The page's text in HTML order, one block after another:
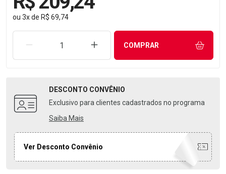
ou 3xde R$ 69,74
REMOVER UMA UNIDADEAUMENTAR UMA UNIDADE
COMPRAR
DESCONTO CONVÊNIO
Exclusivo para clientes cadastrados no programa
Saiba Mais
Ver Desconto Convênio